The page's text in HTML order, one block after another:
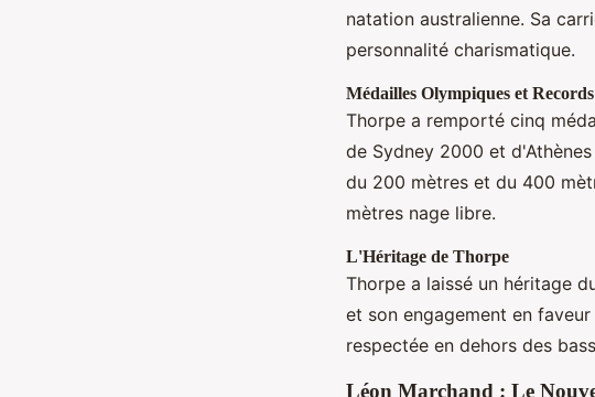
natation australienne. Sa
personnalité charismatique.
Médailles Olympiques et
Thorpe a remporté cinq
de Sydney 2000 et
du 200 mètres et du 400
mètres nage libre.
L'Héritage de Thorpe
Thorpe a laissé un héritage
et son engagement en
respectée en dehors des
Léon Marchand : Le